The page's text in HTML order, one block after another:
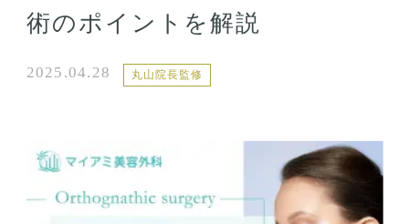
術のポイントを解説
2025.04.28 丸山院長監修